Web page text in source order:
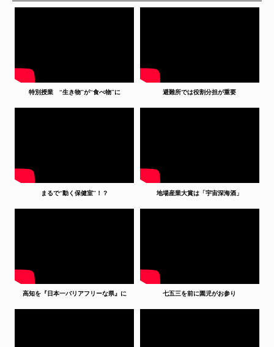
特別授業 “生き物”が“食べ物”に 避難所では役割分担が重要
まるで“動く保健室”！？ 地場産業大賞は「宇宙深海酒」
高知を『日本一バリアフリーな県』に 七五三を前に園児がお参り